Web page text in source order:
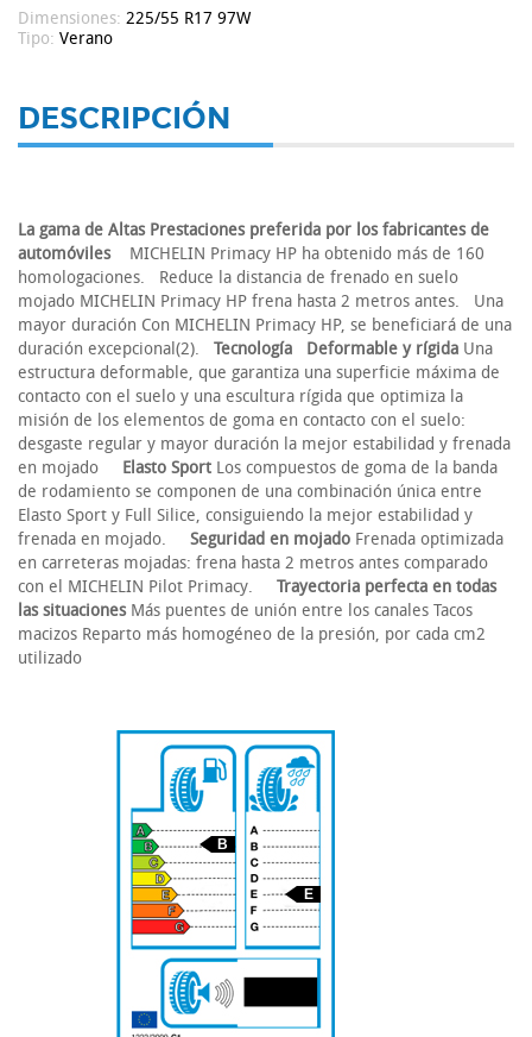
Dimensiones: 225/55 R17 97W
Tipo: Verano
DESCRIPCIÓN
La gama de Altas Prestaciones preferida por los fabricantes de
automóviles
MICHELIN Primacy HP ha obtenido más de 160
homologaciones. Reduce la distancia de frenado en suelo
mojado MICHELIN Primacy HP frena hasta 2 metros antes. Una
mayor duración Con MICHELIN Primacy HP, se beneficiará de una
duración excepcional(2). Tecnología Deformable y rígida Una
estructura deformable, que garantiza una superficie máxima de
contacto con el suelo y una escultura rígida que optimiza la
misión de los elementos de goma en contacto con el suelo:
desgaste regular y mayor duración la mejor estabilidad y frenada
en mojado Elasto Sport Los compuestos de goma de la banda
de rodamiento se componen de una combinación única entre
Elasto Sport y Full Silice, consiguiendo la mejor estabilidad y
frenada en mojado. Seguridad en mojado Frenada optimizada
en carreteras mojadas: frena hasta 2 metros antes comparado
con el MICHELIN Pilot Primacy. Trayectoria perfecta en todas
las situacionesMás puentes de unión entre los canales Tacos
macizos Reparto más homogéneo de la presión, por cada cm2
utilizado
B
E